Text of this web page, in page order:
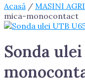
Acasă / MASINI
mica-monocontact
Sonda